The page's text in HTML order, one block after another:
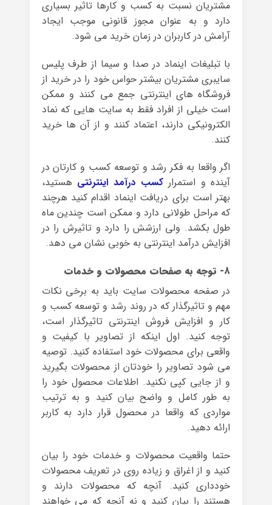
مشتریان نسبت به کسب و کارها تاثیر بسیاری
دارد و به عنوان مجوز قانونی موجب ایجاد
آرامش در کاربران در زمان خرید می شود.
با تبلیغات اینماد در صدا و سیما از طرف پلیس
سایبری مشتریان بیشتر حواس خود را در خرید از
فروشگاه های اینترنتی جمع می کنند و ممکن
است خیلی از افراد فقط به سایت هایی که نماد
الکترونیکی دارند، اعتماد کنند و از آن ها خرید
کنند.
اگر واقعا به فکر رشد و توسعه کسب و کارتان در
آینده و استمرارکسب درآمد اینترنتی هستید،
بهتر است برای دریافت اینماد اقدام کنید هرچند
که مراحل طولانی دارد و ممکن است چندین ماه
طول بکشد. ولی ارزشش را دارد و تاثیرش را در
افزایش درآمد اینترنتی به خوبی نشان می دهد.
۸- توجه به صفحات محصولات و خدمات
در صفحه محصولات سایت باید به برخی نکات
مهم و تاثیرگذار که در روند رشد و توسعه کسب و
کار و افزایش فروش اینترنتی تاثیرگذار است،
توجه کنید. اول اینکه از تصاویر با کیفیت و
واقعی برای محصولات خود استفاده کنید. توصیه
می شود تصاویر را خودتان از محصولات بگیرید
و از جایی کپی نکنید. اطلاعات محصول خود را
به طور کامل و واضح بیان کنید و به ترتیب
مواردی که واقعا در محصول قرار دارد به کاربر
ارائه دهید.
حتما واقعیت محصولات و خدمات خود را بیان
کنید و از اغراق و زیاده روی در تعریف محصولات
خودداری کنید. آنچه که محصولات دارند و
هستند را بیان کنید و نه آنچه که می خواهند